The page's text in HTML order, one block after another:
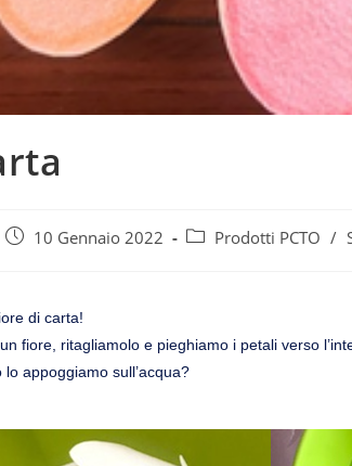
10 Gennaio 2022 Prodotti PCTO /
di carta!
fiore, ritagliamolo e pieghiamo i petali verso
appoggiamo sull’acqua?